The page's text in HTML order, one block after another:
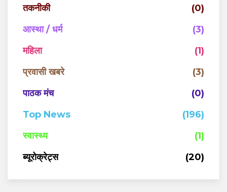
तकनीकी
(0)
आस्था / धर्म
(3)
महिला
(1)
प्रवासी खबरे
(3)
पाठक मंच
(0)
Top News
(196)
स्वास्थ्य
(1)
ब्यूरोक्रेट्स
(20)